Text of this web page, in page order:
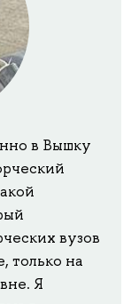
в Вышку
вузов
только на
Я